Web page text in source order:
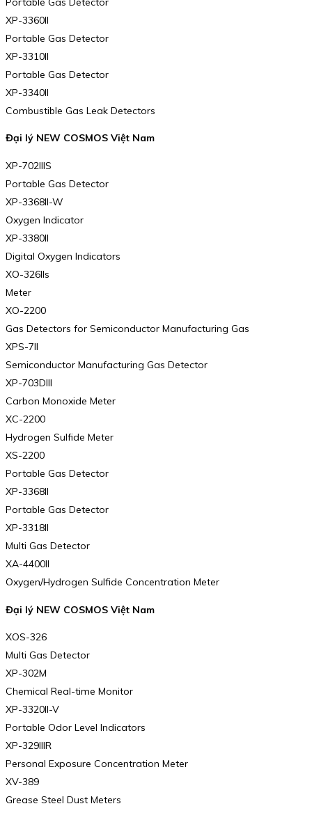
XP-3360II
Portable Gas Detector
XP-3310II
Portable Gas Detector
XP-3340II
Combustible Gas Leak Detectors
Đại lý NEW COSMOS Việt Nam
XP-702IIIS
Portable Gas Detector
XP-3368II-W
Oxygen Indicator
XP-3380II
Digital Oxygen Indicators
XO-326IIs
Meter
XO-2200
Gas Detectors for Semiconductor Manufacturing Gas
XPS-7II
Semiconductor Manufacturing Gas Detector
XP-703DIII
Carbon Monoxide Meter
XC-2200
Hydrogen Sulfide Meter
XS-2200
Portable Gas Detector
XP-3368II
Portable Gas Detector
XP-3318II
Multi Gas Detector
XA-4400II
Oxygen/Hydrogen Sulfide Concentration Meter
Đại lý NEW COSMOS Việt Nam
XOS-326
Multi Gas Detector
XP-302M
Chemical Real-time Monitor
XP-3320II-V
Portable Odor Level Indicators
XP-329IIIR
Personal Exposure Concentration Meter
XV-389
Grease Steel Dust Meters